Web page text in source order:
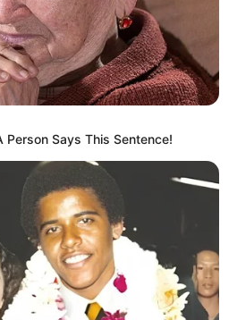
Lucu
Person Says This Sentence!